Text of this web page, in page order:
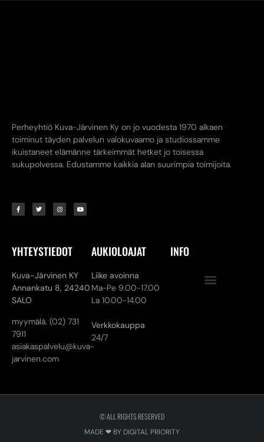
Perheyhtiö Kuva-Järvinen Ky on jo vuodesta 1970 alkaen
toiminut täyden palvelun valokuvaamo ja studiossamme
ikuistaneet elämänne tärkeimmät hetket jo toisessa
sukupolvessa. Edustamme kaikkia alan suurimpia toimijoita.
YHTEYSTIEDOT
Kuva-Järvinen KY
Annankatu 8, 24240
SALO
myymälä. (02) 731
7911
asiakaspalvelu@kuva-
jarvinen.com
AUKIOLOAJAT
Liike avoinna
Ma-Pe 9.00-17.00
La 10.00-14.00
Verkkokauppa
24/7
INFO
© ALL RIGHTS RESERVED
MADE ❤ BY DIGITAL PRIORITY